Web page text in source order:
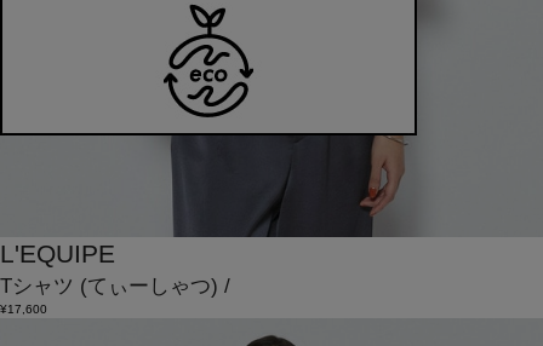
L'EQUIPE
Tシャツ (てぃーしゃつ) /
¥17,600